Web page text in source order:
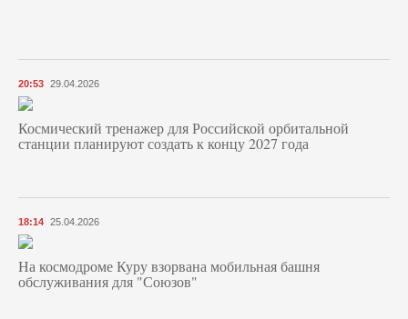
20:53 29.04.2026
Космический тренажер для Российской орбитальной
станции планируют создать к концу 2027 года
18:14 25.04.2026
На космодроме Куру взорвана мобильная башня
обслуживания для "Союзов"